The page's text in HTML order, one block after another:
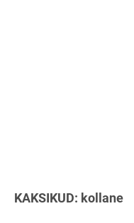
KAKSIKUD: kollane